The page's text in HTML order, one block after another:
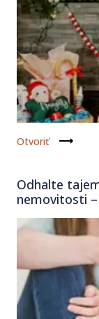
Otvoriť
Odhalte
nemovitosti